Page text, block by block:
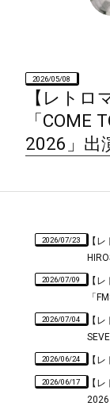
2026/05/08
【レトロ
「COME
2026」出
2026/07/23
【
2026/07/09
【
「
2026/07/04
【
2026/06/24 【
2026/06/17
【
2026